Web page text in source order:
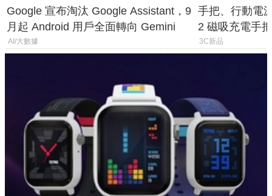
Google 宣布淘汰 Google Assistant，9
月起 Android 用戶全面轉向 Gemini
AI/大數據
手把、行動電
2 磁吸充電手
倍
3C新品